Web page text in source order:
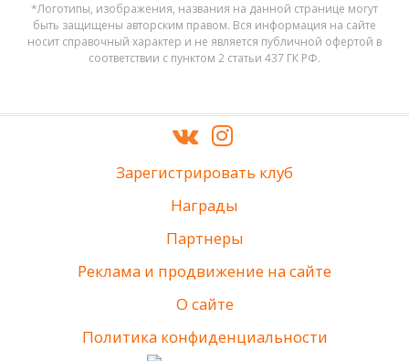
*Логотипы, изображения, названия на данной странице могут
быть защищены авторским правом. Вся информация на сайте
носит справочный характер и не является публичной офертой в
соответствии с пунктом 2 статьи 437 ГК РФ.
Зарегистрировать клуб
Награды
Партнеры
Реклама и продвижение на сайте
О сайте
Политика конфиденциальности